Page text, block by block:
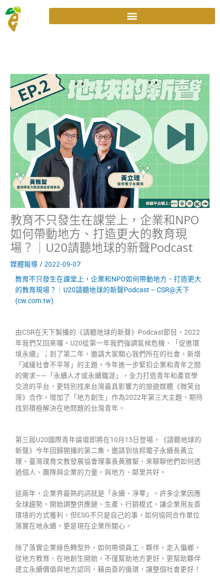
至
教育不只發生在課堂上，企業和NPO
如何帶動地方、打造更大的教育現
場？｜U20請聽地球的新聲Podcast
媒體報導 / 2022-09-07
教育不只發生在課堂上，企業和NPO如何帶動地方、打造更大
的教育現場？｜U20請聽地球的新聲Podcast – CSR@天下
(cw.com.tw)
由CSR在天下製播的《請聽地球的新聲》Podcast節目，2022
年我們又回來囉。U20從第一年我們強調氣候危機、「促進環
境永續」；到了第二年，邀請大家關心我們所在的社會，新增
「減緩社會不平等」的主題。今年進一步緊扣企業和青年之間
的需求——「永續人才或永續職涯」，全力打造青年和產官學
交流的平台，更特別找來台灣最具影響力的旅遊媒體《微笑台
灣》合作，增加了「地方創生」作為2022年第三大主題，期待
找到積極解決在地問題的台灣青年。
第三屆U20國際青年論壇即將在10月15日登場，《請聽地球的
新聲》今年回歸開播的第二集，邀請到信邦電子永續長黃立
理、臺灣璞育文教發展協會理事長黃雅聖，來聊聊他們如何透
過個人、團隊與企業的力量，與地方、鄰里共好。
這兩年，企業界最熱的詞就是「永續、淨零」。許多企業因應
全球趨勢，開始調整供應鏈、生產、行銷模式，讓企業用友善
環境的方式獲利，但ESG不只是自己的事，如何協同合作單位
落實在地永續，更是現在企業所關心。
除了落實企業綠色轉型外，如何帶領員工、夥伴，走入偏鄉，
從地方教育、在地創生開始，不僅幫助地方更好，更幫助夥伴
建立永續價值與地方認同，藉由善的循環，讓整個社會更好！